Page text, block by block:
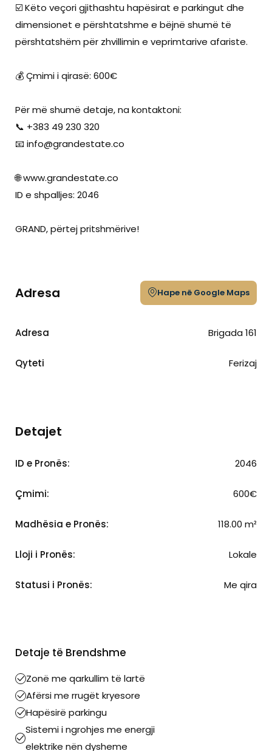
☑️ Këto veçori gjithashtu hapësirat e parkingut dhe
dimensionet e përshtatshme e bëjnë shumë të
përshtatshëm për zhvillimin e veprimtarive afariste.
💰 Çmimi i qirasë: 600€
Për më shumë detaje, na kontaktoni:
📞 +383 49 230 320
📧 info@grandestate.co
🌐 www.grandestate.co
ID e shpalljes: 2046
GRAND, përtej pritshmërive!
Adresa Hape në Google Maps
Adresa Brigada 161
Qyteti Ferizaj
Detajet
ID e Pronës: 2046
Çmimi: 600€
Madhësia e Pronës: 118.00 m²
Lloji i Pronës: Lokale
Statusi i Pronës: Me qira
Detaje të Brendshme
Zonë me qarkullim të lartë
Afërsi me rrugët kryesore
Hapësirë parkingu
Sistemi i ngrohjes me energji
elektrike nën dysheme